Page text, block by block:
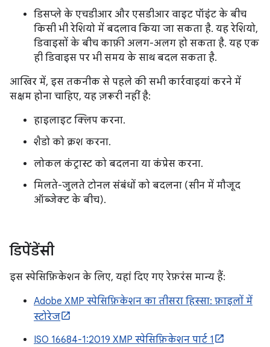
डिसप्ले के एचडीआर और एसडीआर वाइट पॉइंट के बीच
किसी भी रेशियो में बदलाव किया जा सकता है. यह रेशियो,
डिवाइसों के बीच काफ़ी अलग-अलग हो सकता है. यह एक
ही डिवाइस पर भी समय के साथ बदल सकता है.
आखिर में, इस तकनीक से पहले की सभी कार्रवाइयां करने में
सक्षम होना चाहिए, यह ज़रूरी नहीं है:
हाइलाइट क्लिप करना.
शैडो को क्रश करना.
लोकल कंट्रास्ट को बदलना या कंप्रेस करना.
मिलते-जुलते टोनल संबंधों को बदलना (सीन में मौजूद
ऑब्जेक्ट के बीच).
डिपेंडेंसी
इस स्पेसिफ़िकेशन के लिए, यहां दिए गए रेफ़रंस मान्य हैं:
Adobe XMP स्पेसिफ़िकेशन का तीसरा हिस्सा: फ़ाइलों में
स्टोरेज
ISO 16684-1:2019 XMP स्पेसिफ़िकेशन पार्ट 1